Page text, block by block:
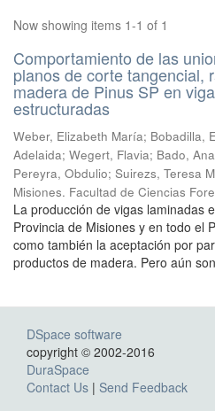
Now showing items 1-1 of 1
Comportamiento de las
planos de corte tangencial,
madera de Pinus SP en
estructuradas
Weber, Elizabeth María; Bobadilla,
Adelaida; Wegert, Flavia; Bado,
Pereyra, Obdulio; Suirezs, Teresa
Misiones. Facultad de Ciencias
La producción de vigas laminadas
Provincia de Misiones y en todo el
como también la aceptación por
productos de madera. Pero aún
DSpace software
copyright © 2002-2016
DuraSpace
Contact Us | Send Feedback